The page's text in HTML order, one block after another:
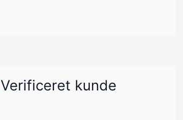
Verificeret kunde